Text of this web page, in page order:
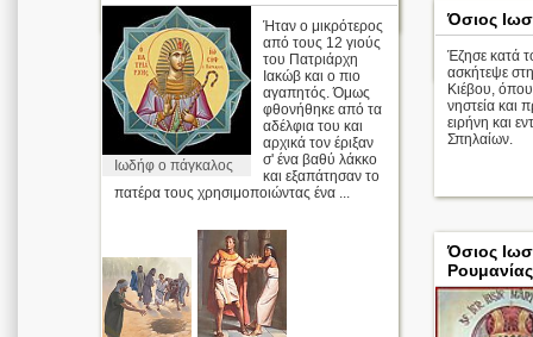
Απολυτίκιο
Ιωδήφ ο πάγκαλος
Ήταν ο μικρότερος
από τους 12 γιούς
του Πατριάρχη
Ιακώβ και ο πιο
αγαπητός. Όμως
φθονήθηκε από τα
αδέλφια του και
αρχικά τον έριξαν
σ' ένα βαθύ λάκκο
και εξαπάτησαν το
πατέρα τους χρησιμοποιώντας ένα ...
Όσιος
Έζησε κατά
ασκήτεψε
Κιέβου,
νηστεία και
ειρήνη και
Σπηλαίων.
Όσιος
Ρουμανίας